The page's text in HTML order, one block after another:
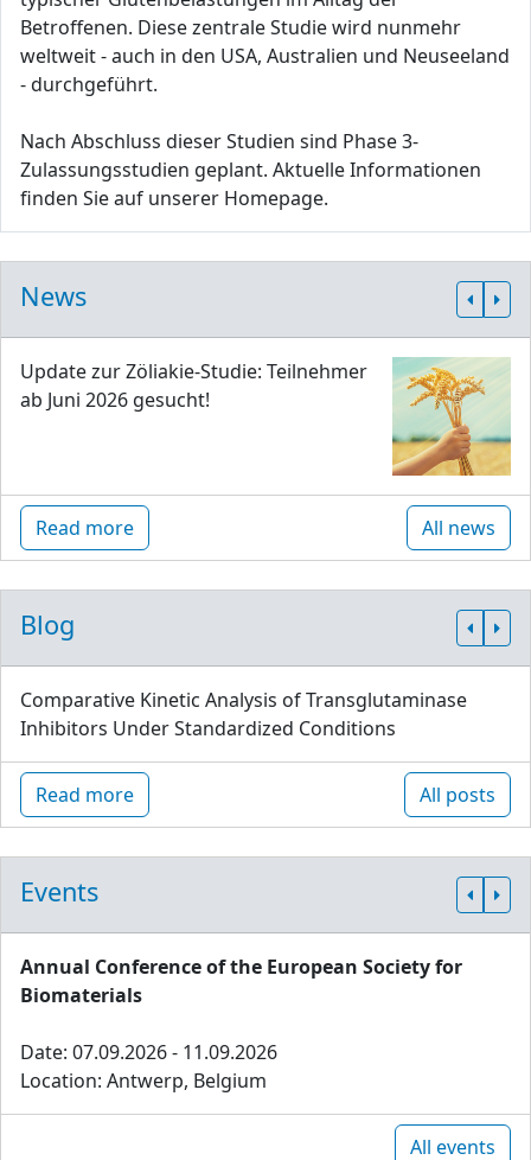
Betroffenen. Diese zentrale Studie wird nunmehr
weltweit - auch in den USA, Australien und Neuseeland
- durchgeführt.
Nach Abschluss dieser Studien sind Phase 3-
Zulassungsstudien geplant. Aktuelle Informationen
finden Sie auf unserer Homepage.
News
Update zur Zöliakie-Studie: Teilnehmer
ab Juni 2026 gesucht!
Read more All news
Blog
Comparative Kinetic Analysis of Transglutaminase
Inhibitors Under Standardized Conditions
Read more All posts
Events
Annual Conference of the European Society for
Biomaterials
Date: 07.09.2026 - 11.09.2026
Location: Antwerp, Belgium
All events